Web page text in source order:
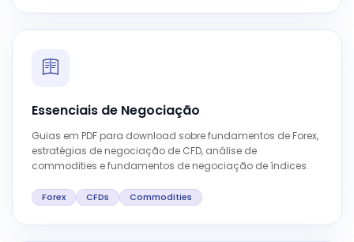
Essenciais de Negociação
Guias em PDF para download sobre fundamentos de Forex,
estratégias de negociação de CFD, análise de
commodities e fundamentos de negociação de índices.
Forex CFDs Commodities